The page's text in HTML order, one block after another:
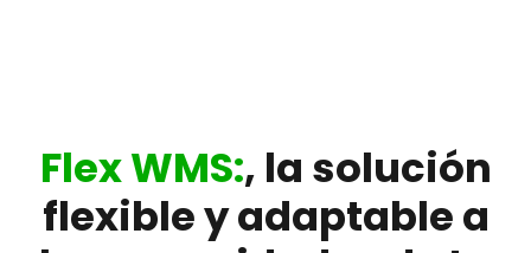
Flex WMS:, la solución
flexible y adaptable a